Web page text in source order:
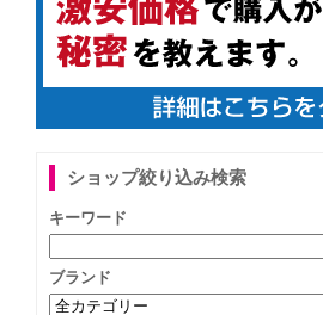
ショップ絞り込み検索
キーワード
ブランド